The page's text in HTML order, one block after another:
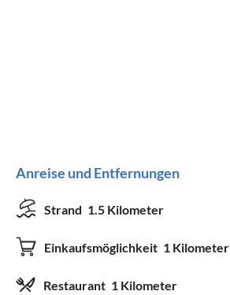
Anreise und Entfernungen
Strand 1.5 Kilometer
Einkaufsmöglichkeit 1 Kilometer
Restaurant 1 Kilometer